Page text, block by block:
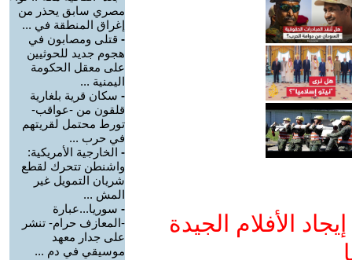
الأفلام الجيدة
مصري سابق يحذر من
إغراق المنطقة في ...
- قتلى ومصابون في
هجوم جديد للحوثيين
على معقل الحكومة
اليمنية ...
- سكان قرية بلغارية
قلقون من -عواقب-
تورط محتمل لقريتهم
في حرب ...
- الخارجية الأمريكية:
واشنطن تتحرك لقطع
شريان التمويل غير
المش ...
- سوريا...عبارة
-المعازف حرام- تنشر
على جدار معهد
موسيقي في دم ...